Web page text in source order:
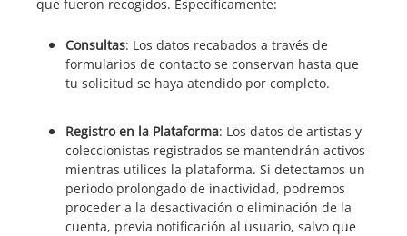
que fueron recogidos. Específicamente:
Consultas: Los datos recabados a través de
formularios de contacto se conservan hasta que
tu solicitud se haya atendido por completo.
Registro en la Plataforma: Los datos de artistas y
coleccionistas registrados se mantendrán activos
mientras utilices la plataforma. Si detectamos un
periodo prolongado de inactividad, podremos
proceder a la desactivación o eliminación de la
cuenta, previa notificación al usuario, salvo que